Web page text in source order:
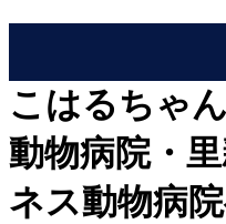
こはるちゃ
動物病院・
ネス動物病院